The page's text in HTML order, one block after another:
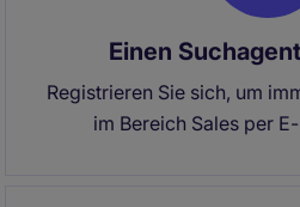
Einen
Registrieren Sie sich, um
im Bereich Sales per